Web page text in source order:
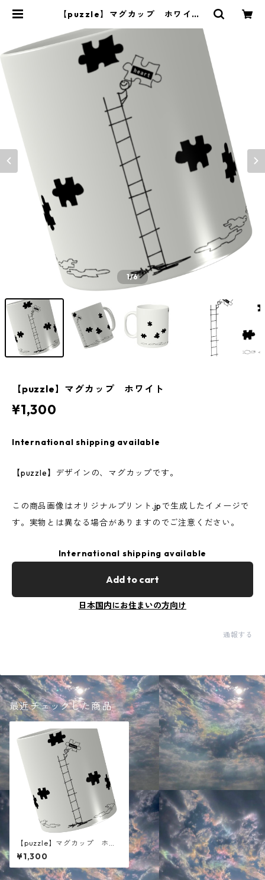
【puzzle】マグカップ ホワイト |
1/6
【puzzle】マグカップ ホワイト
¥1,300
International shipping available
【puzzle】デザインの、マグカップです。
この商品画像はオリジナルプリント.jpで生成したイメージで
す。実物とは異なる場合がありますのでご注意ください。
International shipping available
Add to cart
日本国内にお住まいの方向け
通報する
最近チェックした商品
【puzzle】マグカップ ホワ
イト
¥1,300